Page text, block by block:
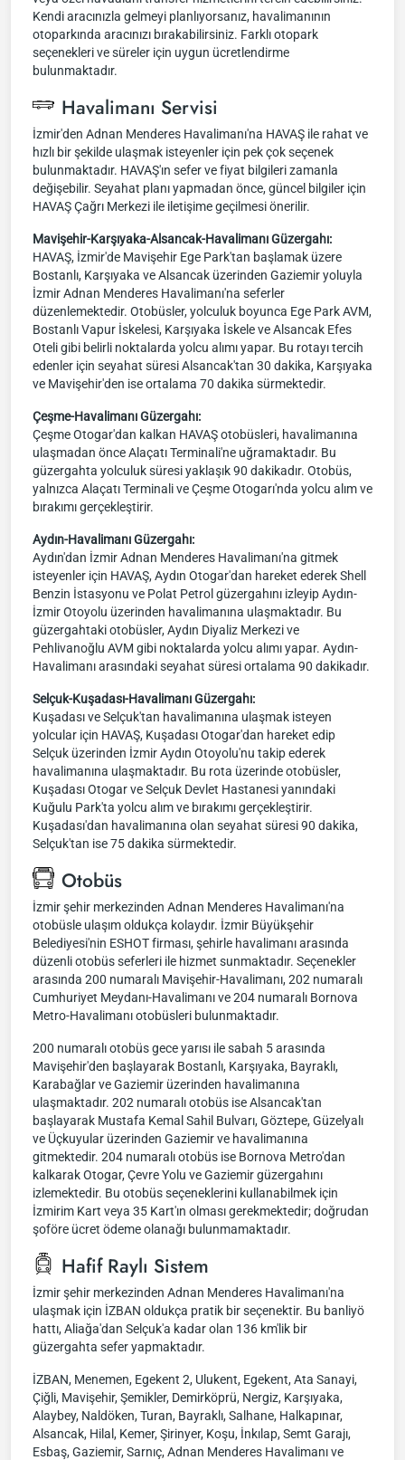
Kendi aracınızla gelmeyi planlıyorsanız, havalimanının
otoparkında aracınızı bırakabilirsiniz. Farklı otopark
seçenekleri ve süreler için uygun ücretlendirme
bulunmaktadır.
Havalimanı Servisi
İzmir'den Adnan Menderes Havalimanı'na HAVAŞ ile rahat ve
hızlı bir şekilde ulaşmak isteyenler için pek çok seçenek
bulunmaktadır. HAVAŞ'ın sefer ve fiyat bilgileri zamanla
değişebilir. Seyahat planı yapmadan önce, güncel bilgiler için
HAVAŞ Çağrı Merkezi ile iletişime geçilmesi önerilir.
Mavişehir-Karşıyaka-Alsancak-Havalimanı Güzergahı:
HAVAŞ, İzmir'de Mavişehir Ege Park'tan başlamak üzere
Bostanlı, Karşıyaka ve Alsancak üzerinden Gaziemir yoluyla
İzmir Adnan Menderes Havalimanı'na seferler
düzenlemektedir. Otobüsler, yolculuk boyunca Ege Park AVM,
Bostanlı Vapur İskelesi, Karşıyaka İskele ve Alsancak Efes
Oteli gibi belirli noktalarda yolcu alımı yapar. Bu rotayı tercih
edenler için seyahat süresi Alsancak'tan 30 dakika, Karşıyaka
ve Mavişehir'den ise ortalama 70 dakika sürmektedir.
Çeşme-Havalimanı Güzergahı:
Çeşme Otogar'dan kalkan HAVAŞ otobüsleri, havalimanına
ulaşmadan önce Alaçatı Terminali'ne uğramaktadır. Bu
güzergahta yolculuk süresi yaklaşık 90 dakikadır. Otobüs,
yalnızca Alaçatı Terminali ve Çeşme Otogarı'nda yolcu alım ve
bırakımı gerçekleştirir.
Aydın-Havalimanı Güzergahı:
Aydın'dan İzmir Adnan Menderes Havalimanı'na gitmek
isteyenler için HAVAŞ, Aydın Otogar'dan hareket ederek Shell
Benzin İstasyonu ve Polat Petrol güzergahını izleyip Aydın-
İzmir Otoyolu üzerinden havalimanına ulaşmaktadır. Bu
güzergahtaki otobüsler, Aydın Diyaliz Merkezi ve
Pehlivanoğlu AVM gibi noktalarda yolcu alımı yapar. Aydın-
Havalimanı arasındaki seyahat süresi ortalama 90 dakikadır.
Selçuk-Kuşadası-Havalimanı Güzergahı:
Kuşadası ve Selçuk'tan havalimanına ulaşmak isteyen
yolcular için HAVAŞ, Kuşadası Otogar'dan hareket edip
Selçuk üzerinden İzmir Aydın Otoyolu'nu takip ederek
havalimanına ulaşmaktadır. Bu rota üzerinde otobüsler,
Kuşadası Otogar ve Selçuk Devlet Hastanesi yanındaki
Kuğulu Park'ta yolcu alım ve bırakımı gerçekleştirir.
Kuşadası'dan havalimanına olan seyahat süresi 90 dakika,
Selçuk'tan ise 75 dakika sürmektedir.
Otobüs
İzmir şehir merkezinden Adnan Menderes Havalimanı'na
otobüsle ulaşım oldukça kolaydır. İzmir Büyükşehir
Belediyesi'nin ESHOT firması, şehirle havalimanı arasında
düzenli otobüs seferleri ile hizmet sunmaktadır. Seçenekler
arasında 200 numaralı Mavişehir-Havalimanı, 202 numaralı
Cumhuriyet Meydanı-Havalimanı ve 204 numaralı Bornova
Metro-Havalimanı otobüsleri bulunmaktadır.
200 numaralı otobüs gece yarısı ile sabah 5 arasında
Mavişehir'den başlayarak Bostanlı, Karşıyaka, Bayraklı,
Karabağlar ve Gaziemir üzerinden havalimanına
ulaşmaktadır. 202 numaralı otobüs ise Alsancak'tan
başlayarak Mustafa Kemal Sahil Bulvarı, Göztepe, Güzelyalı
ve Üçkuyular üzerinden Gaziemir ve havalimanına
gitmektedir. 204 numaralı otobüs ise Bornova Metro'dan
kalkarak Otogar, Çevre Yolu ve Gaziemir güzergahını
izlemektedir. Bu otobüs seçeneklerini kullanabilmek için
İzmirim Kart veya 35 Kart'ın olması gerekmektedir; doğrudan
şoföre ücret ödeme olanağı bulunmamaktadır.
Hafif Raylı Sistem
İzmir şehir merkezinden Adnan Menderes Havalimanı'na
ulaşmak için İZBAN oldukça pratik bir seçenektir. Bu banliyö
hattı, Aliağa'dan Selçuk'a kadar olan 136 km'lik bir
güzergahta sefer yapmaktadır.
İZBAN, Menemen, Egekent 2, Ulukent, Egekent, Ata Sanayi,
Çiğli, Mavişehir, Şemikler, Demirköprü, Nergiz, Karşıyaka,
Alaybey, Naldöken, Turan, Bayraklı, Salhane, Halkapınar,
Alsancak, Hilal, Kemer, Şirinyer, Koşu, İnkılap, Semt Garajı,
Esbaş, Gaziemir, Sarnıç, Adnan Menderes Havalimanı ve